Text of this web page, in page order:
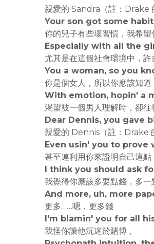
親愛的 Sandra（註：Drake
Your son got some
你的兒子有些壞習慣，我希望
Especially with all the
尤其是在這個社會環境中，
You a woman, so you
你是個女人，所以你應該知道
With emotion, hopin' a
渴望被一個男人理解時，卻
Dear Dennis, you gave
親愛的 Dennis（註：Drake
Even usin' you to prove
甚至連利用你來證明自己這點
I think you should ask
我覺得你應該多要點錢，多一
And more, uh, more
更多……嗯，更多錢
I'm blamin' you for all
我怪你讓他沉迷於賭博，